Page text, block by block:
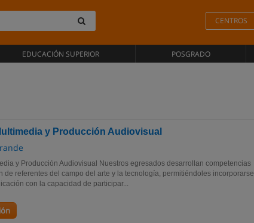
CENTROS
EDUCACIÓN SUPERIOR POSGRADO
y Producción Audiovisual
y Producción Audiovisual Nuestros egresados desarrollan competencias
de referentes del campo del arte y la tecnología, permitiéndoles incorporarse
con la capacidad de participar...